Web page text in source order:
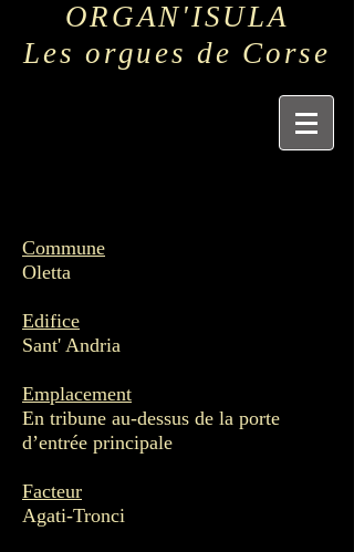
ORGAN'ISULA
Les orgues de Corse
Commune
Oletta
Edifice
Sant' Andria
Emplacement
En tribune au-dessus de la porte
d’entrée principale
Facteur
Agati-Tronci